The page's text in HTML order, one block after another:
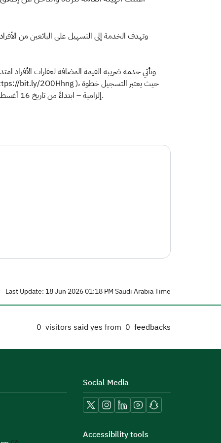
وتهدف الخدمة إلى التسهيل على البائعين من
وتأتي خدمة ضريبة القيمة المضافة لعقارات الأفراد
إلزامية – ابتداءً من تاريخ 16 أغسطس المقبل - لمعرفة الاستحقاق للضريبة، وتسهيل السداد، وإصدار فاتورة رسمية بذلك قبل إكمال إجراءات الإفراغ العقاري لدى وزارة العدل.​
Last Update: 18 Jun 2026 01:18 PM Saudi Arabia Time
0 visitors said yes from 0 feedbacks
Social Media
Accessibility tools